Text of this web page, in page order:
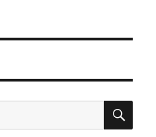
搜